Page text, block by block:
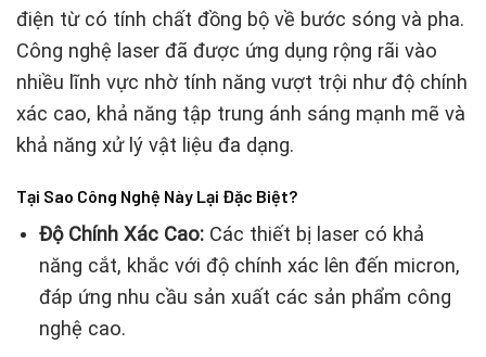
điện từ có tính chất đồng bộ về bước sóng và pha.
Công nghệ laser đã được ứng dụng rộng rãi vào
nhiều lĩnh vực nhờ tính năng vượt trội như độ chính
xác cao, khả năng tập trung ánh sáng mạnh mẽ và
khả năng xử lý vật liệu đa dạng.
Tại Sao Công Nghệ Này Lại Đặc Biệt?
Độ Chính Xác Cao:Các thiết bị laser có khả
năng cắt, khắc với độ chính xác lên đến micron,
đáp ứng nhu cầu sản xuất các sản phẩm công
nghệ cao.